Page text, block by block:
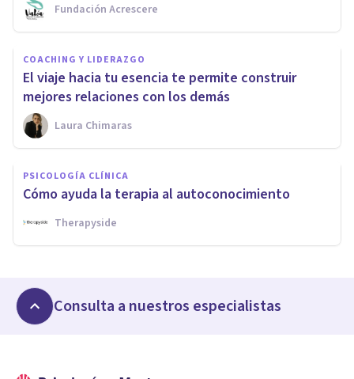
Fundación Acrescere
COACHING Y LIDERAZGO
El viaje hacia tu esencia te permite construir
mejores relaciones con los demás
Laura Chimaras
PSICOLOGÍA CLÍNICA
Cómo ayuda la terapia al autoconocimiento
Therapyside
Consulta a nuestros especialistas